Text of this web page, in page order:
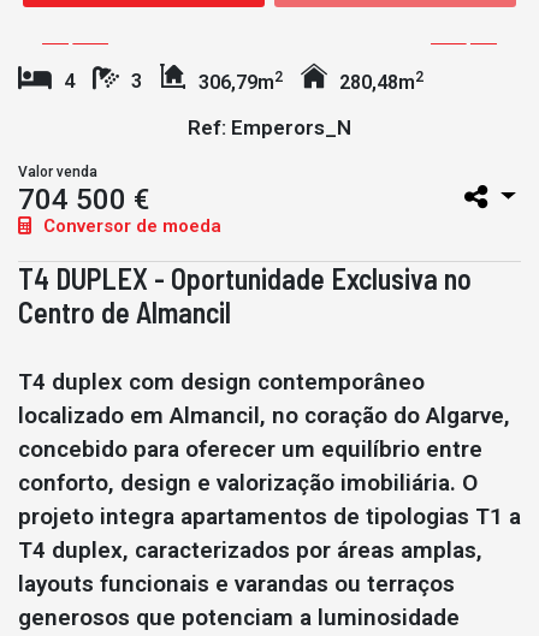
4 3 306,79m2 280,48m2
Ref: Emperors_N
Valor venda
704 500 €
Conversor de moeda
T4 DUPLEX - Oportunidade Exclusiva no
Centro de Almancil
T4 duplex com design contemporâneo
localizado em Almancil, no coração do Algarve,
concebido para oferecer um equilíbrio entre
conforto, design e valorização imobiliária. O
projeto integra apartamentos de tipologias T1 a
T4 duplex, caracterizados por áreas amplas,
layouts funcionais e varandas ou terraços
generosos que potenciam a luminosidade